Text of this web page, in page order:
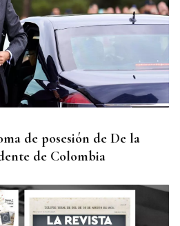
de posesión de De la
de Colombia